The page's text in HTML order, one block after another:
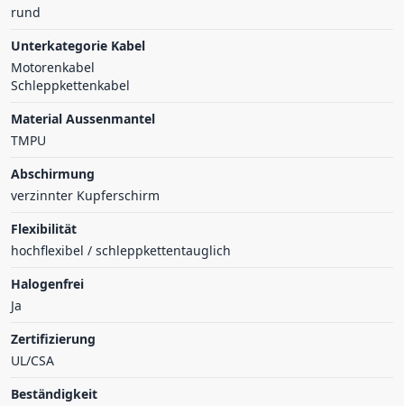
rund
Unterkategorie Kabel
Motorenkabel
Schleppkettenkabel
Material Aussenmantel
TMPU
Abschirmung
verzinnter Kupferschirm
Flexibilität
hochflexibel / schleppkettentauglich
Halogenfrei
Ja
Zertifizierung
UL/CSA
Beständigkeit